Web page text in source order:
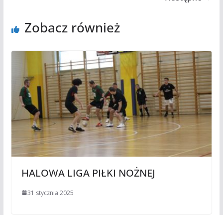
Zobacz również
HALOWA LIGA PIŁKI NOŻNEJ
31 stycznia 2025